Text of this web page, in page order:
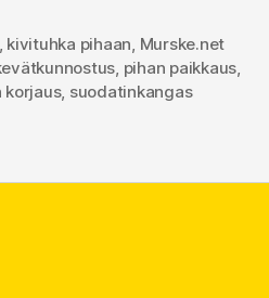
kivituhka pihaan Murske.net
pihan paikkaus
korjaus, suodatinkangas